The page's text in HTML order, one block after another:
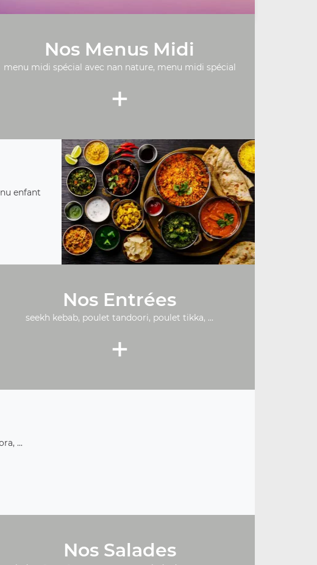
Nos Menus Midi
menu midi spécial avec nan nature, menu midi spécial
+
enfant
Nos Entrées
seekh kebab, poulet tandoori, poulet tikka, ...
+
...
Nos Salades